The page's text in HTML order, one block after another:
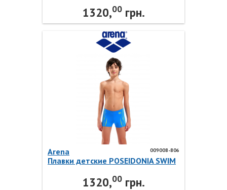
1320,00грн.
009008-806
Arena
Плавки детские POSEIDONIA SWIM
1320,00грн.